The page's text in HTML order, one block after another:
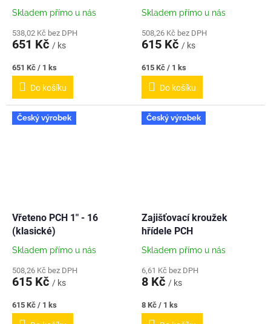
- NEREZ
Skladem přímo u nás
538,02 Kč bez DPH
651 Kč / ks
Měrná
cena:
651 Kč / 1 ks
Do košíku
Skladem přímo u nás
508,26 Kč bez DPH
615 Kč / ks
Měrná
cena:
615 Kč / 1 ks
Do košíku
Český výrobek
Vřeteno PCH 1" - 16
(klasické)
Skladem přímo u nás
508,26 Kč bez DPH
615 Kč / ks
Měrná
cena:
615 Kč / 1 ks
Český výrobek
Zajišťovací kroužek
hřídele PCH
Skladem přímo u nás
6,61 Kč bez DPH
8 Kč / ks
Měrná
cena:
8 Kč / 1 ks